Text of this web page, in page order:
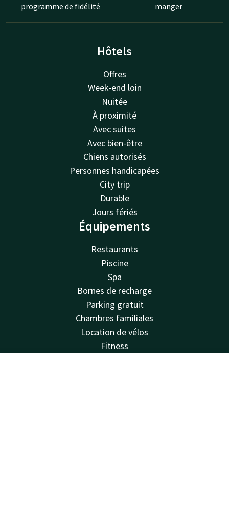
programme de fidélité
manger
Hôtels
Offres
Week-end loin
Nuitée
À proximité
Avec suites
Avec bien-être
Chiens autorisés
Personnes handicapées
City trip
Durable
Jours fériés
Équipements
Restaurants
Piscine
Spa
Bornes de recharge
Parking gratuit
Chambres familiales
Location de vélos
Fitness